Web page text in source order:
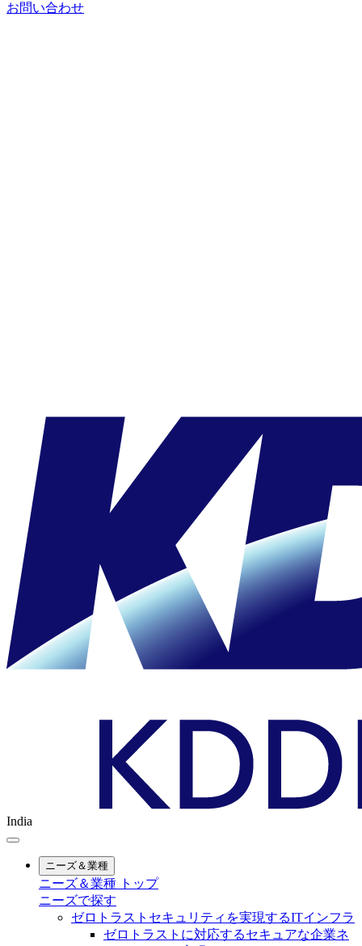
お問い合わせ
India
ニーズ＆業種
ニーズ＆業種 トップ
ニーズで探す
ゼロトラストセキュリティを実現するITインフラ
ゼロトラストに対応するセキュアな企業ネ